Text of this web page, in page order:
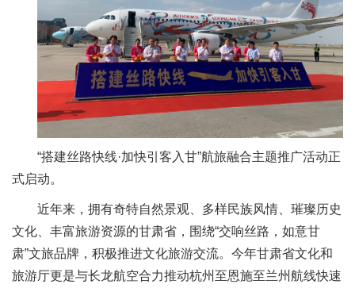
“搭建丝路快线·加快引客入甘”航旅融合主题推广活动正
式启动。
近年来，拥有奇特自然景观、多样民族风情、璀璨历史
文化、丰富旅游资源的甘肃省，围绕“交响丝路，如意甘
肃”文旅品牌，积极推进文化旅游交流。今年甘肃省文化和
旅游厅更是与长龙航空合力推动杭州至恩施至兰州航线快速